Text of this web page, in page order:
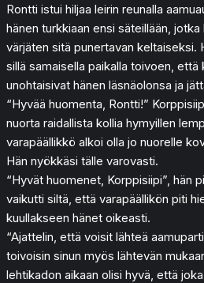
Rontti istui hiljaa leirin reunalla
hänen turkkiaan ensi säteillään,
värjäten sitä punertavan keltaiseksi.
sillä samaisella paikalla toivoen, että
unohtaisivat hänen läsnäolonsa ja
“Hyvää huomenta, Rontti!”
nuorta raidallista kollia hymyillen
varapäällikkö alkoi olla jo nuorelle
Hän nyökkäsi tälle varovasti.
“Hyvät huomenet, Korppisiipi”, hän
vaikutti siltä, että varapäällikön piti
kuullakseen hänet oikeasti.
“Ajattelin, että voisit lähteä
toivoisin sinun myös lähtevän
lehtikadon aikaan olisi hyvä, että